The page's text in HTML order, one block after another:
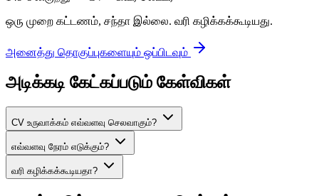
ஒரு முறை கட்டணம், சந்தா இல்லை. வரி கழிக்கக்கூடியது.
அனைத்து தொகுப்புகளையும் ஒப்பிடவும்
அடிக்கடி கேட்கப்படும் கேள்விகள்
CV உருவாக்கம் எவ்வளவு செலவாகும்?
எவ்வளவு நேரம் எடுக்கும்?
வரி கழிக்கக்கூடியதா?